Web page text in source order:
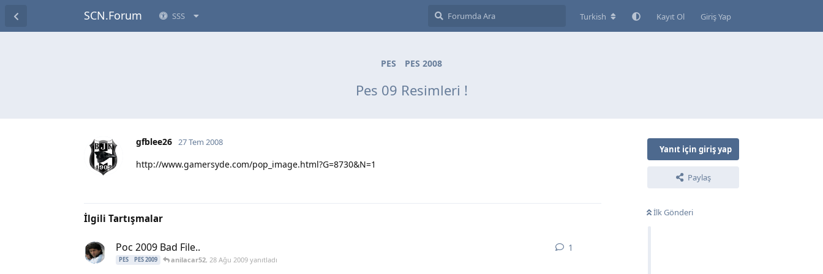
SCN.Forum SSS Turkish Kayıt Ol Giriş Yap
PES PES 2008
Pes 09 Resimleri !
Yanıt için giriş yap
Paylaş
İlk Gönderi
gfblee26 27 Tem 2008
http://www.gamersyde.com/pop_image.html?G=8730&N=1
İlgili Tartışmalar
Poc 2009 Bad File..
PES PES 2009 anilacar52, 28 Ağu 2009yanıtladı
1